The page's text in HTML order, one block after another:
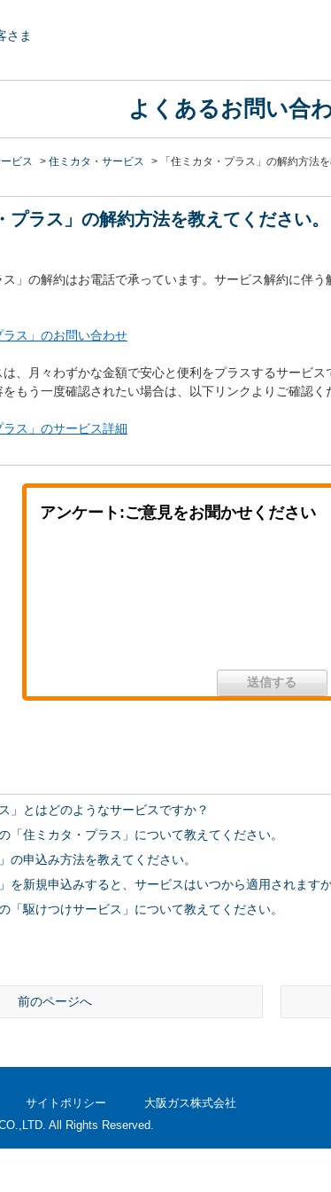
よくあるお問い合
ビス > 住ミカタ・サービス > 「住ミカタ・プラス」の解約方法
プラス」の解約方法を教えてください。
ス」の解約はお電話で承っています。サービス解約に伴
ラス」のお問い合わせ
、月々わずかな金額で安心と便利をプラスするサービ
もう一度確認されたい場合は、以下リンクよりご確認く
ラス」のサービス詳細
アンケート:ご意見をお聞かせください
」とはどのようなサービスですか？
「住ミカタ・プラス」について教えてください。
の申込み方法を教えてください。
を新規申込みすると、サービスはいつから適用されます
「駆けつけサービス」について教えてください。
前のページへ
サイトポリシー
大阪ガス株式会社
All Rights Reserved.